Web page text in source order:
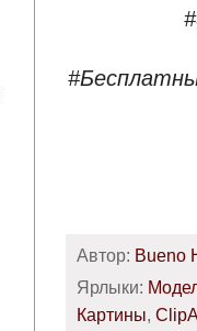
Автор: Bueno
Ярлыки:
Картины